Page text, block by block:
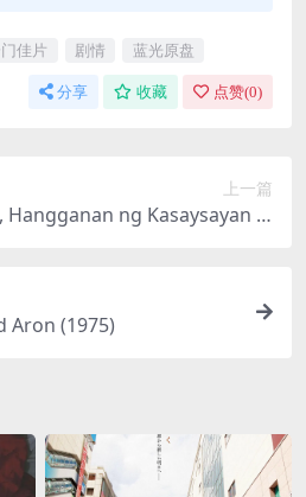
佳片 剧情 蓝光原盘
分享 收藏 点赞(0)
上一篇
Hangganan ng Kasaysayan (2
Aron (1975)